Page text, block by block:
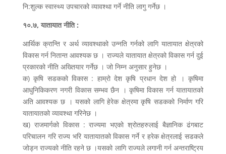
नि:शुल्क स्वास्थ्य उपचारको व्यावश्था गर्ने नीति लागु गर्नेछ ।
१०.७, यातायात नीति :
आर्थिक क्रान्ति र अर्थ व्यावश्थाको उन्नति गर्नको लागि यातायात क्षेत्रको
विकास गर्न नितान्त आवश्यक छ । राज्यले यातायात क्षेत्रको विकास गर्न दुई
प्रकारको नीति अख्तियार गर्नेछ । जो निम्न अनुसार हुनेछ ।
क) कृषि सडकको विकास : हाम्रो देश कृषि प्रधान देश हो । कृषिमा
आधुनिकिकरण नगरी विकास सम्भव छैन । कृषिमा विकास गर्न यातायातको
अति आवश्यक छ । यसको लागि हेरेक क्षेत्रमा कृषि सडकको निर्माण गरि
यातायातको व्यावश्था गरिनेछ ।
ख) राजमार्गको विकास : राज्यमा भएको श्रोतहरुलाई बैज्ञानिक ढंगबाट
परिचालन गरि राज्य भरि यातायातको विकास गर्ने र हरेक क्षेत्रलाई सडकले
जोड्न राज्यको नीति रहने छ ।यसको लागि राज्यले लगानी गर्न अन्तराष्ट्रिय